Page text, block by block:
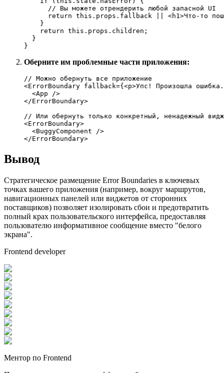
// Вы можете отрендерить любой запасной UI
return this . props . fallback <h1>Что-то
    }
return this . props . children ;
  }
}
Оберните им проблемные части приложения:
// Можно обернуть все приложение
<ErrorBoundary fallback={ <p>Упс! Произошла ошибка.
<App />
</ErrorBoundary>
// Или обернуть только конкретный, ненадежный
<ErrorBoundary>
<BuggyComponent />
</ErrorBoundary>
Вывод
Стратегическое размещение Error Boundaries в ключевых
точках вашего приложения (например, вокруг маршрутов,
навигационных панелей или виджетов от сторонних
поставщиков) позволяет изолировать сбои и предотвратить
полный крах пользовательского интерфейса, предоставляя
пользователю информативное сообщение вместо "белого
экрана".
Frontend developer
Ментор по Frontend